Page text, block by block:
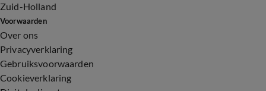
Zuid-Holland
Voorwaarden
Over ons
Privacyverklaring
Gebruiksvoorwaarden
Cookieverklaring